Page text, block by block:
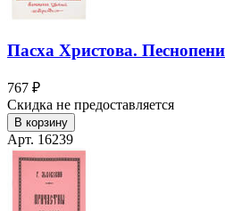
Пасха Христова.
767 ₽
Скидка не предоставляется
В корзину
Арт. 16239